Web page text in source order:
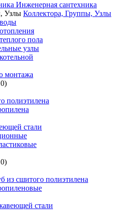
Инженерная сантехника
Коллектора, Группы, Узлы
пола
узлы
монтажа
полиэтилена
стали
из сшитого полиэтилена
стали